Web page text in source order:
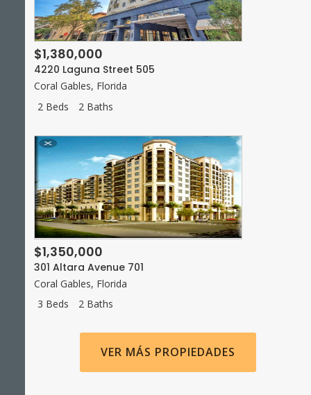
$1,380,000
4220 Laguna Street 505
Coral Gables, Florida
2 Beds
2 Baths
$1,350,000
301 Altara Avenue 701
Coral Gables, Florida
3 Beds
2 Baths
VER MÁS PROPIEDADES